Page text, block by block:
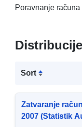
Poravnanje
Distribucije
Sort
Zatvaranje
2007 (Statistik